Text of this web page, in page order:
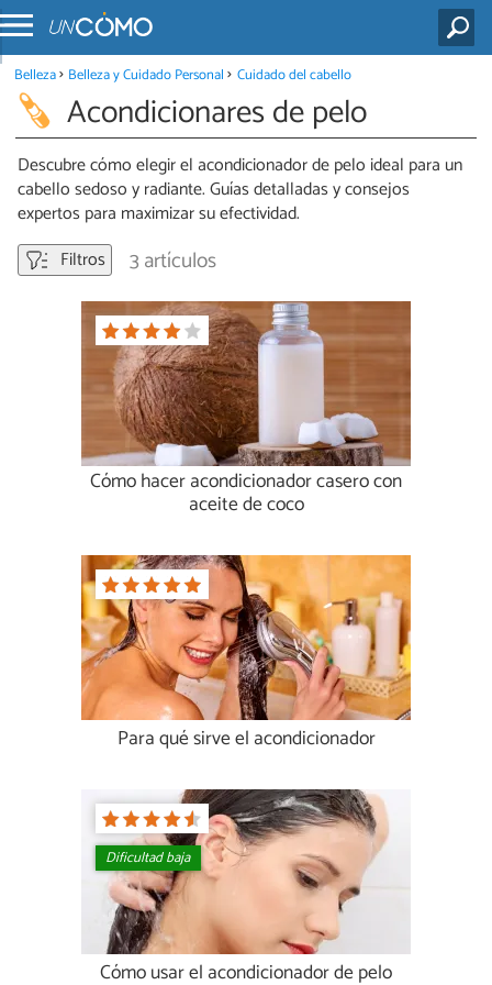
Belleza Belleza y Cuidado Personal Cuidado del cabello
Acondicionares de pelo
Descubre cómo elegir el acondicionador de pelo ideal para un
cabello sedoso y radiante. Guías detalladas y consejos
expertos para maximizar su efectividad.
Filtros
3 artículos
Cómo hacer acondicionador casero con
aceite de coco
Para qué sirve el acondicionador
Dificultad baja
Cómo usar el acondicionador de pelo